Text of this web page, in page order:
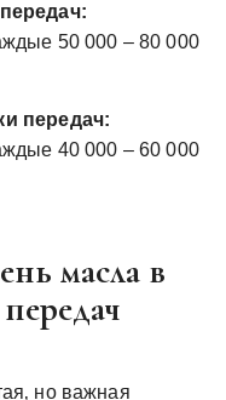
50 000 – 80 000
передач:
40 000 – 60 000
масла в
но важная